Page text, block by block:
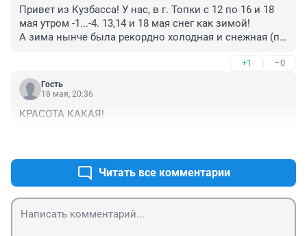
Привет из Кузбасса! У нас, в г. Топки с 12 по 16 и 18
мая утром -1...-4. 13,14 и 18 мая снег как зимой!
А зима нынче была рекордно холодная и снежная (по
27 февраля -36.
1 марта -35(!).
18 апреля -17(!)... А снегом нынче просто
1.01.2001 -44.
5-7.06.2023 +38...+39 (рекорд за всю историю
наблюдений!).
+1 –0
Гость
18 мая, 20:36
КРАСОТА КАКАЯ!
Читать все комментарии